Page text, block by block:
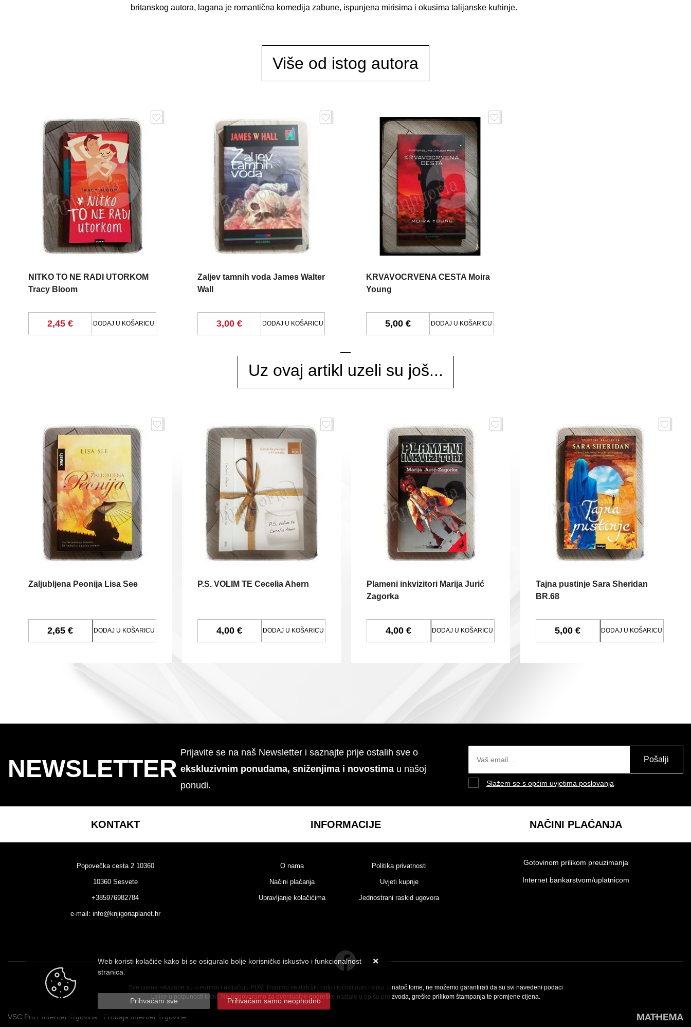
britanskog autora, lagana je romantična komedija zabune, ispunjena mirisima i okusima talijanske kuhinje.
Više od istog autora
NITKO TO NE RADI UTORKOM
Tracy Bloom
2,45 € DODAJ U KOŠARICU
Zaljev tamnih voda James Walter
Wall
3,00 € DODAJ U KOŠARICU
KRVAVOCRVENA CESTA Moira
Young
5,00 € DODAJ U KOŠARICU
Uz ovaj artikl uzeli su još...
Zaljubljena Peonija Lisa See
2,65 € DODAJ U KOŠARICU
P.S. VOLIM TE Cecelia Ahern
4,00 € DODAJ U KOŠARICU
Plameni inkvizitori Marija Jurić
Zagorka
4,00 € DODAJ U KOŠARICU
Tajna pustinje Sara Sheridan
BR.68
5,00 € DODAJ U KOŠARICU
NEWSLETTER
Prijavite se na naš Newsletter i saznajte prije ostalih sve o
ekskluzivnim ponudama, sniženjima i novostima u našoj
ponudi.
Pošalji
Slažem se s općim uvjetima poslovanja
KONTAKT
Popovečka cesta 2 10360
10360 Sesvete
+385976982784
e-mail: info@knjigoriaplanet.hr
INFORMACIJE
O nama Politika privatnosti
Načini plaćanja Uvjeti kupnje
Upravljanje kolačićima Jednostrani raskid ugovora
NAČINI PLAĆANJA
Gotovinom prilikom preuzimanja
Internet bankarstvom/uplatnicom
Sve cijene iskazane su u eurima i uključuju PDV. Trudimo se dati što bolji i točniji opis i sliku. Unatoč tome, ne možemo garantirati da su svi navedeni podaci
i slike u potpunosti točni. Ne odgovaramo za eventualne pogreške nastale u opisu proizvoda, greške prilikom štampanja te promjene cijena.
VSC Pro+ Internet Trgovina Prodaja Internet Trgovine
Web koristi kolačiće kako bi se osiguralo bolje korisničko iskustvo i funkcionalnost
stranica.
Više informacija o kolačićima možete pročitati ovdje
Prihvaćam sve Prihvaćam samo neophodno